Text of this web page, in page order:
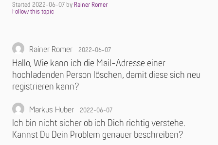
Started 2022-06-07 by Rainer Romer
Rainer Romer 2022-06-07
Hallo, Wie kann ich die Mail-Adresse einer
hochladenden Person löschen, damit diese sich neu
registrieren kann?
Markus Huber 2022-06-07
Ich bin nicht sicher ob ich Dich richtig verstehe.
Kannst Du Dein Problem genauer beschreiben?